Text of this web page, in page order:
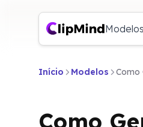
Modelos
Início Modelos Como
Como